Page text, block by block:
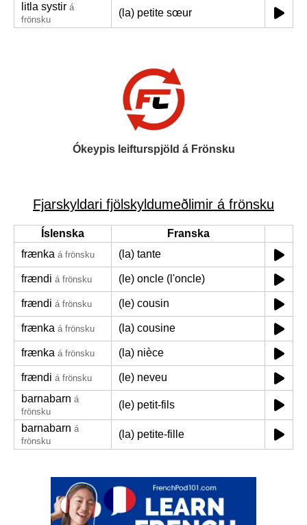
litla systir á
frönsku
(la) petite sœur
Ókeypis leifturspjöld á Frönsku
Fjarskyldari fjölskyldumeðlimir á frönsku
Íslenska
Franska
frænka á frönsku (la) tante
frændi á frönsku (le) oncle (l'oncle)
frændi á frönsku (le) cousin
frænka á frönsku (la) cousine
frænka á frönsku (la) nièce
frændi á frönsku
(le) neveu
barnabarn á
frönsku
(le) petit-fils
barnabarn á
frönsku
(la) petite-fille